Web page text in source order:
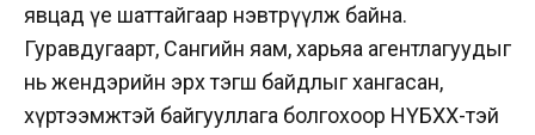
явцад үе шаттайгаар нэвтрүүлж байна.
Гуравдугаарт, Сангийн яам, харьяа агентлагуудыг
нь жендэрийн эрх тэгш байдлыг хангасан,
хүртээмжтэй байгууллага болгохоор НҮБХХ-тэй